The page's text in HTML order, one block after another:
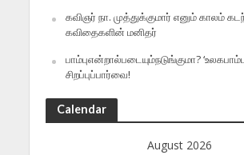
கவிஞர் நா. முத்துக்குமார் எனும் காலம்
கவிதைகளின் மனிதர்
பாம்புஎன்றால்படையும்நடுங்குமா?
சிறப்புப்பார்வை!
Calendar
August 2026